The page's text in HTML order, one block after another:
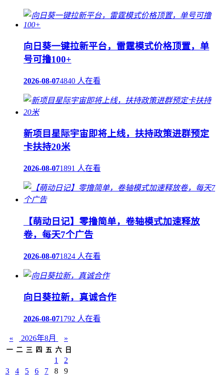
向日葵一键拉新平台，雷霆模式价格顶置，单
号可撸100+
2026-08-074840 人在看
新项目星际宇宙即将上线，扶持政策进群预定
卡扶持20米
2026-08-071891 人在看
【萌动日记】零撸简单，卷轴模式加速释放
卷，每天7个广告
2026-08-071824 人在看
向日葵拉新，真诚合作
2026-08-071792 人在看
« 2026年8月 »
一 二 三 四 五 六 日
1
2
3
4 5 6 7 8
9